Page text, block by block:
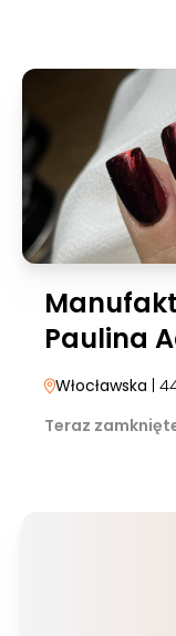
Paulina
Włocławska |
Teraz